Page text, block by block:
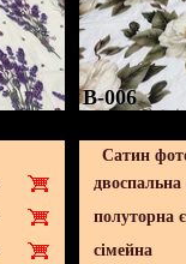
B-006
Сатин
двоспальна
полуторна
сімейна